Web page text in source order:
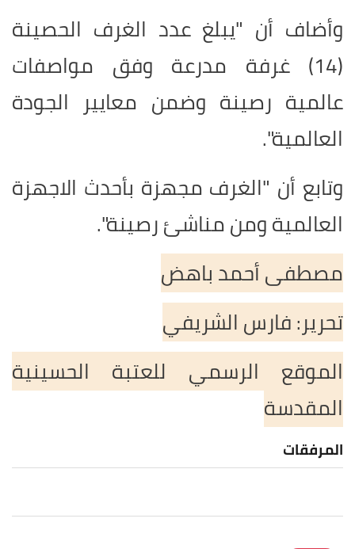
وأضاف أن "يبلغ عدد الغرف الحصينة
(14) غرفة مدرعة وفق مواصفات
عالمية رصينة وضمن معايير الجودة
العالمية".
وتابع أن "الغرف مجهزة بأحدث الاجهزة
العالمية ومن مناشئ رصينة".
مصطفى أحمد باهض
تحرير: فارس الشريفي
الموقع الرسمي للعتبة الحسينية
المقدسة
المرفقات